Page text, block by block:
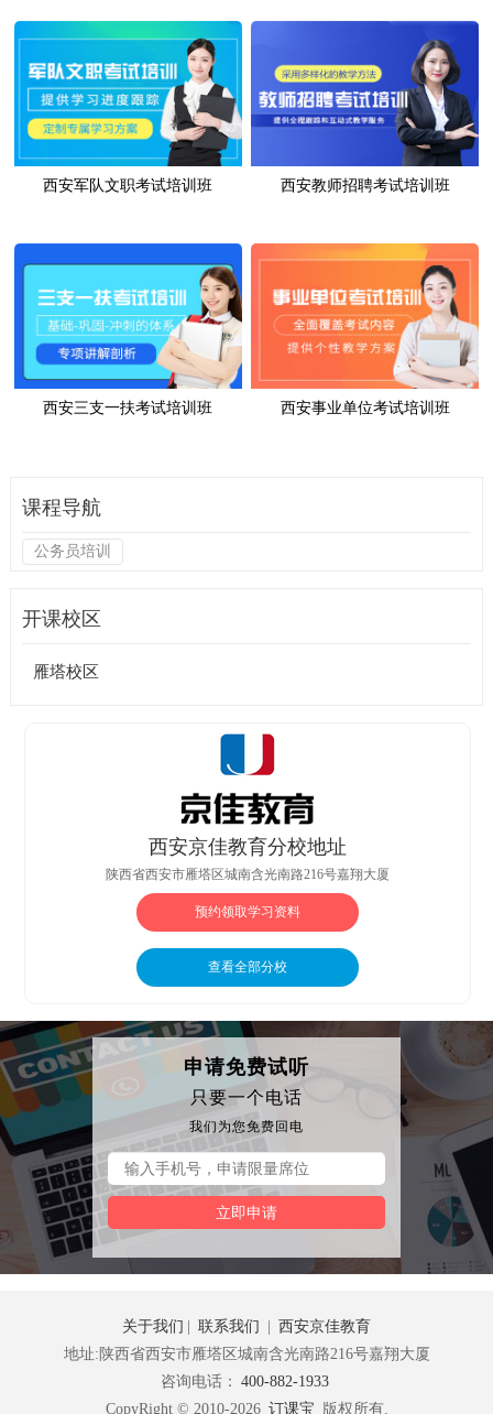
西安军队文职考试培训班 西安教师招聘考试培训班
西安三支一扶考试培训班 西安事业单位考试培训班
课程导航
公务员培训
开课校区
雁塔校区
西安京佳教育分校地址
陕西省西安市雁塔区城南含光南路216号嘉翔大厦
预约领取学习资料
查看全部分校
申请免费试听
只要一个电话
我们为您免费回电
立即申请
关于我们 | 联系我们 | 西安京佳教育
地址:陕西省西安市雁塔区城南含光南路216号嘉翔大厦
咨询电话： 400-882-1933
CopyRight © 2010-2026 订课宝 版权所有.